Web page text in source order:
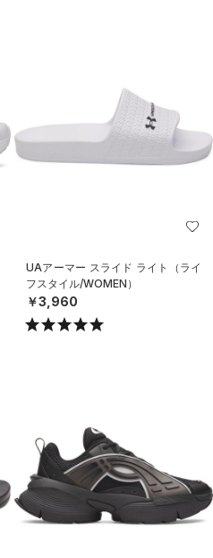
UAアーマー スライド ライト（ライ
フスタイル/WOMEN）
￥3,960